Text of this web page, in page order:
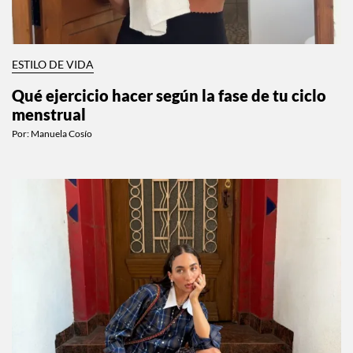
ESTILO DE VIDA
Qué ejercicio hacer según la fase de tu ciclo
menstrual
Por: Manuela Cosío